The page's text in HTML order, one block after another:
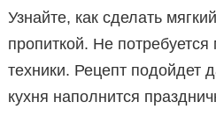
Узнайте, как сделать
пропиткой. Не
техники. Рецепт подойдет
кухня наполнится